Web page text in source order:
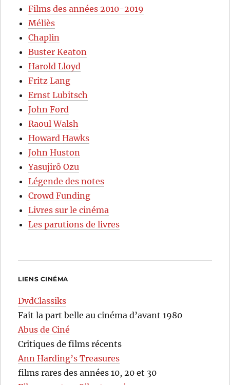
Films des années 2010-2019
Méliès
Chaplin
Buster Keaton
Harold Lloyd
Fritz Lang
Ernst Lubitsch
John Ford
Raoul Walsh
Howard Hawks
John Huston
Yasujirô Ozu
Légende des notes
Crowd Funding
Livres sur le cinéma
Les parutions de livres
LIENS CINÉMA
DvdClassiks
Fait la part belle au cinéma d’avant 1980
Abus de Ciné
Critiques de films récents
Ann Harding’s Treasures
films rares des années 10, 20 et 30